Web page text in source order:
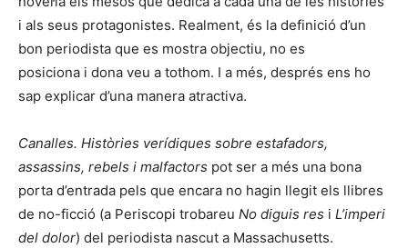
i als seus protagonistes. Realment, és la definició d’un
bon periodista que es mostra objectiu, no es
posiciona i dona veu a tothom. I a més, després ens ho
sap explicar d’una manera atractiva.
Canalles. Històries verídiques sobre estafadors,
assassins, rebels i malfactors pot ser a més una bona
porta d’entrada pels que encara no hagin llegit els llibres
de no-ficció (a Periscopi trobareu No diguis res i L’imperi
del dolor) del periodista nascut a Massachusetts.